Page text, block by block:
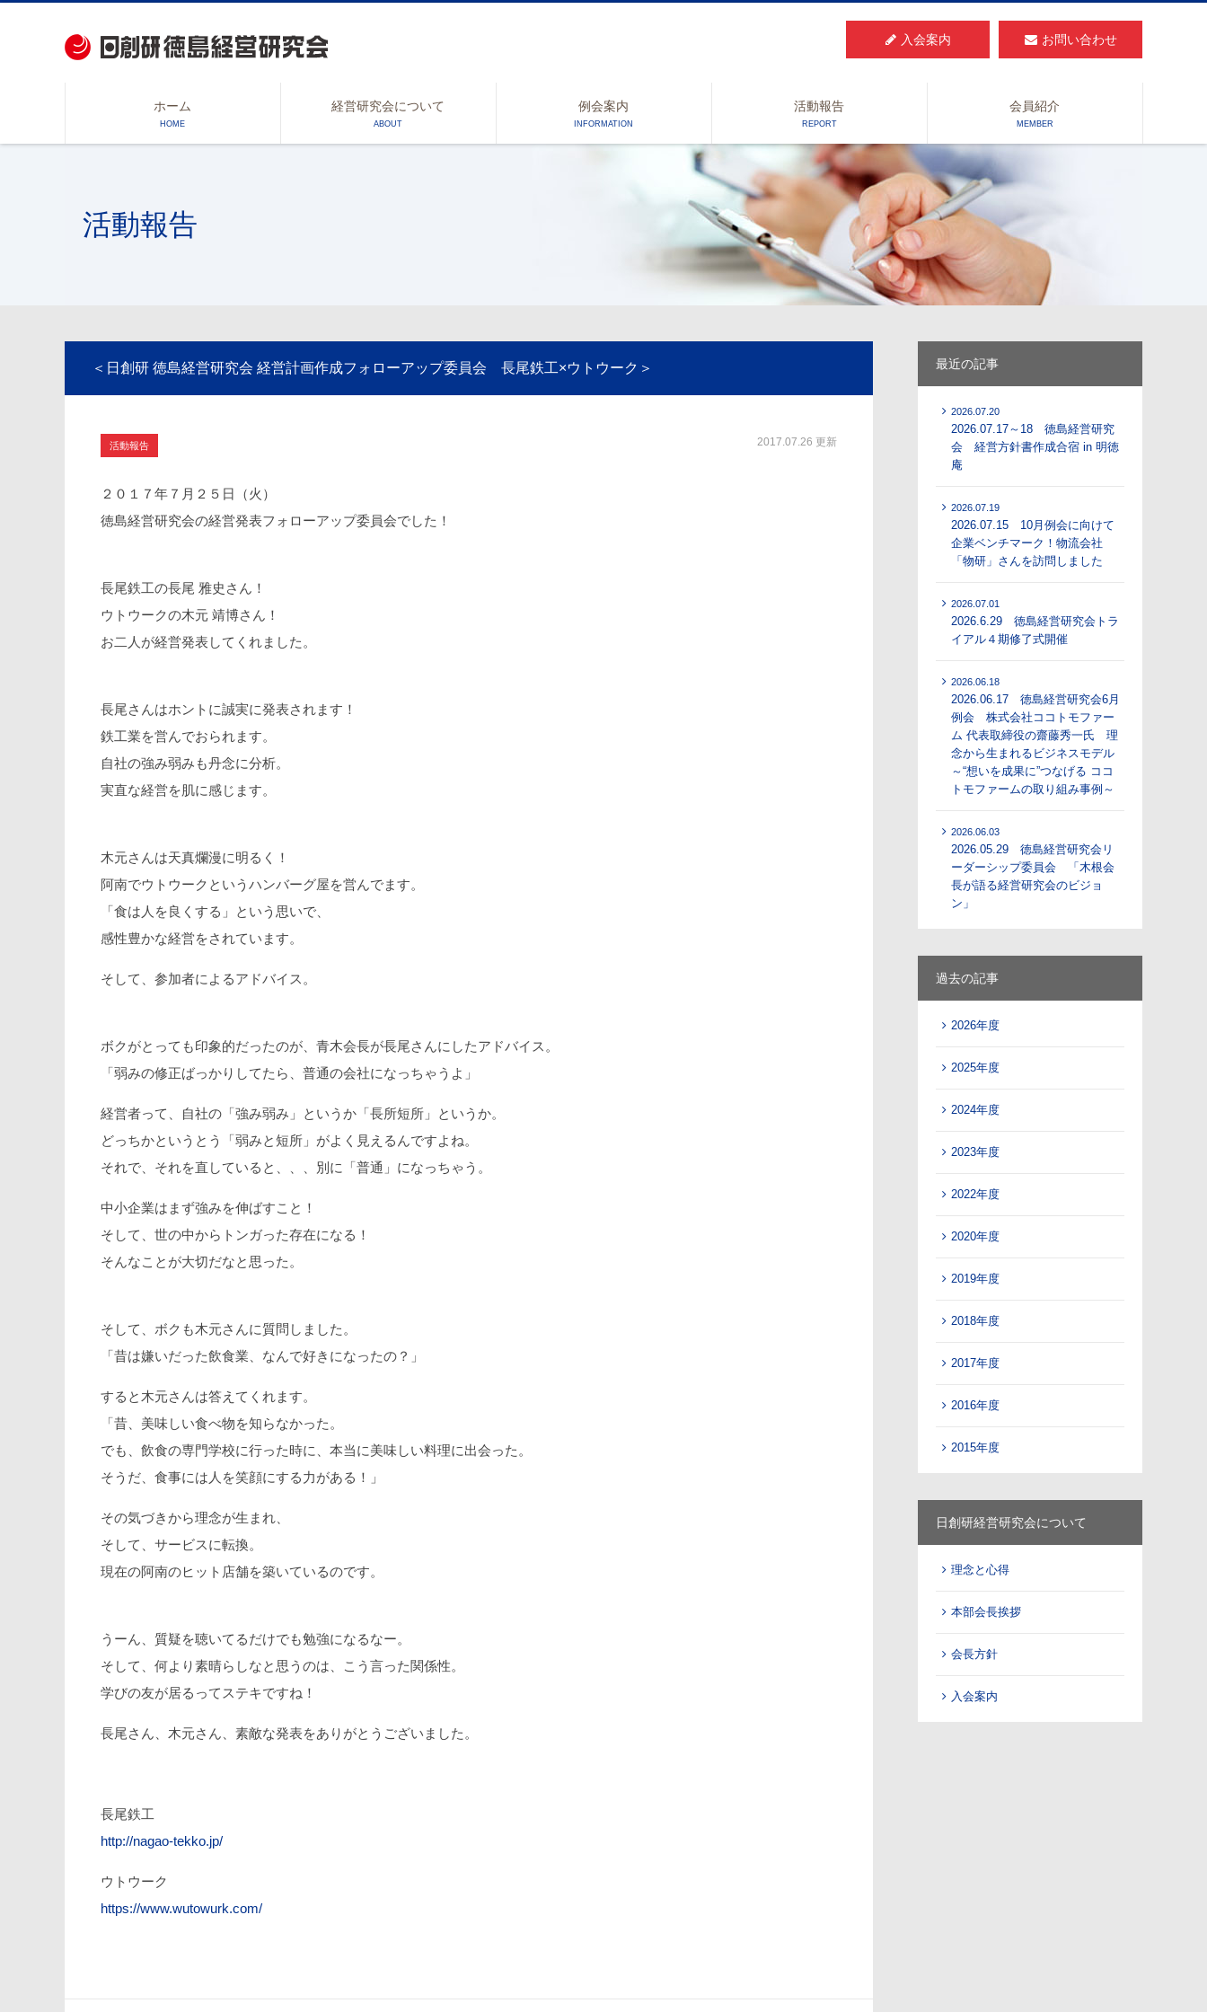
入会案内 お問い合わせ
ホーム
HOME
経営研究会について
ABOUT
例会案内
INFORMATION
活動報告
REPORT
会員紹介
MEMBER
活動報告
＜日創研 徳島経営研究会 経営計画作成フォローアップ委員会 長尾鉄工×ウトウーク＞
活動報告 2017.07.26 更新
２０１７年７月２５日（火）
徳島経営研究会の経営発表フォローアップ委員会でした！
長尾鉄工の長尾 雅史さん！
ウトウークの木元 靖博さん！
お二人が経営発表してくれました。
長尾さんはホントに誠実に発表されます！
鉄工業を営んでおられます。
自社の強み弱みも丹念に分析。
実直な経営を肌に感じます。
木元さんは天真爛漫に明るく！
阿南でウトウークというハンバーグ屋を営んでます。
「食は人を良くする」という思いで、
感性豊かな経営をされています。
そして、参加者によるアドバイス。
ボクがとっても印象的だったのが、青木会長が長尾さんにしたアドバイス。
「弱みの修正ばっかりしてたら、普通の会社になっちゃうよ」
経営者って、自社の「強み弱み」というか「長所短所」というか。
どっちかというとう「弱みと短所」がよく見えるんですよね。
それで、それを直していると、、、別に「普通」になっちゃう。
中小企業はまず強みを伸ばすこと！
そして、世の中からトンガった存在になる！
そんなことが大切だなと思った。
そして、ボクも木元さんに質問しました。
「昔は嫌いだった飲食業、なんで好きになったの？」
すると木元さんは答えてくれます。
「昔、美味しい食べ物を知らなかった。
でも、飲食の専門学校に行った時に、本当に美味しい料理に出会った。
そうだ、食事には人を笑顔にする力がある！」
その気づきから理念が生まれ、
そして、サービスに転換。
現在の阿南のヒット店舗を築いているのです。
うーん、質疑を聴いてるだけでも勉強になるなー。
そして、何より素晴らしなと思うのは、こう言った関係性。
学びの友が居るってステキですね！
長尾さん、木元さん、素敵な発表をありがとうございました。
長尾鉄工
http://nagao-tekko.jp/
ウトウーク
https://www.wutowurk.com/
最近の記事
2026.07.20
2026.07.17～18 徳島経営研究
会 経営方針書作成合宿 in 明徳
庵
2026.07.19
2026.07.15 10月例会に向けて
企業ベンチマーク！物流会社
「物研」さんを訪問しました
2026.07.01
2026.6.29 徳島経営研究会トラ
イアル４期修了式開催
2026.06.18
2026.06.17 徳島経営研究会6月
例会 株式会社ココトモファー
ム 代表取締役の齋藤秀一氏 理
念から生まれるビジネスモデル
～“想いを成果に”つなげる ココ
トモファームの取り組み事例～
2026.06.03
2026.05.29 徳島経営研究会リ
ーダーシップ委員会 「木根会
長が語る経営研究会のビジョ
ン」
過去の記事
2026年度
2025年度
2024年度
2023年度
2022年度
2020年度
2019年度
2018年度
2017年度
2016年度
2015年度
日創研経営研究会について
理念と心得
本部会長挨拶
会長方針
入会案内